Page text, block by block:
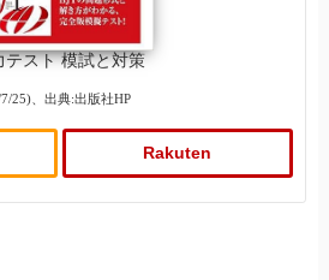
テスト 模試と対策
25)、出典:出版社HP
Rakuten